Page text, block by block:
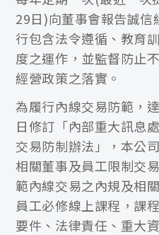
29日)向董事會報告誠信
行包含法令遵循、教育
度之運作，並監督防止
經營政策之落實。
為履行內線交易防範，
日修訂「內部重大訊息
交易防制辦法」，本公
相關董事及員工限制交
範內線交易之內規及相
員工必修線上課程，課
要件、法律責任、重大